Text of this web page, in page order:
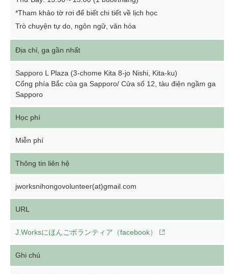
*Tham khảo tờ rơi để biết chi tiết về lịch học
Trò chuyện tự do, ngôn ngữ, văn hóa
Địa chỉ, ga gần nhất
Sapporo L Plaza (3-chome Kita 8-jo Nishi, Kita-ku)
Cổng phía Bắc của ga Sapporo/ Cửa số 12, tàu điện ngầm ga
Sapporo
Học phí
Miễn phí
Thông tin liên hệ
jworksnihongovolunteer(at)gmail.com
URL
J.Worksにほんごボランティア（facebook）
Ghi chú